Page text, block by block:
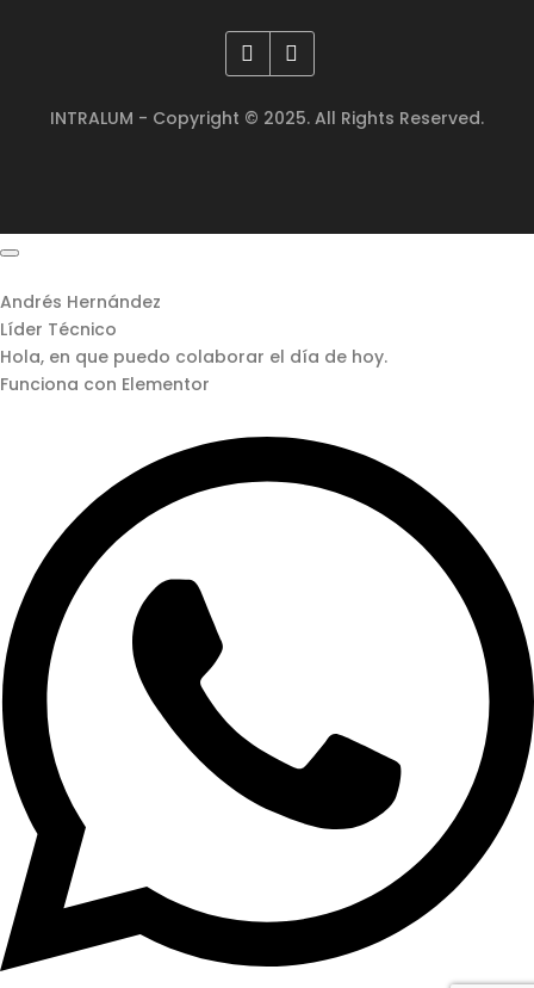
INTRALUM - Copyright © 2025. All Rights Reserved.
Andrés Hernández
Líder Técnico
Hola, en que puedo colaborar el día de hoy.
Funciona con Elementor